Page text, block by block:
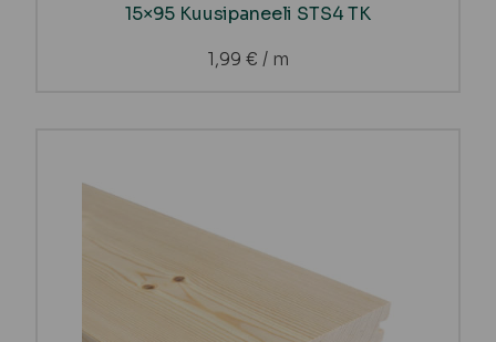
15×95 Kuusipaneeli STS4 TK
1,99 € / m